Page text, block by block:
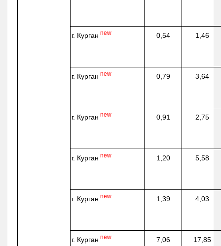
г. Курган new 0,54 1,46
г. Курган new 0,79 3,64
г. Курган new 0,91 2,75
г. Курган new 1,20 5,58
г. Курган new 1,39 4,03
г. Курган new 7,06 17,85